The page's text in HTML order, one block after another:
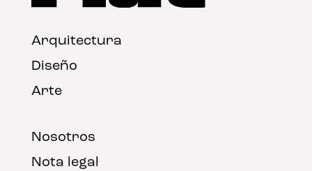
Arquitectura
Diseño
Arte
Nosotros
Nota legal